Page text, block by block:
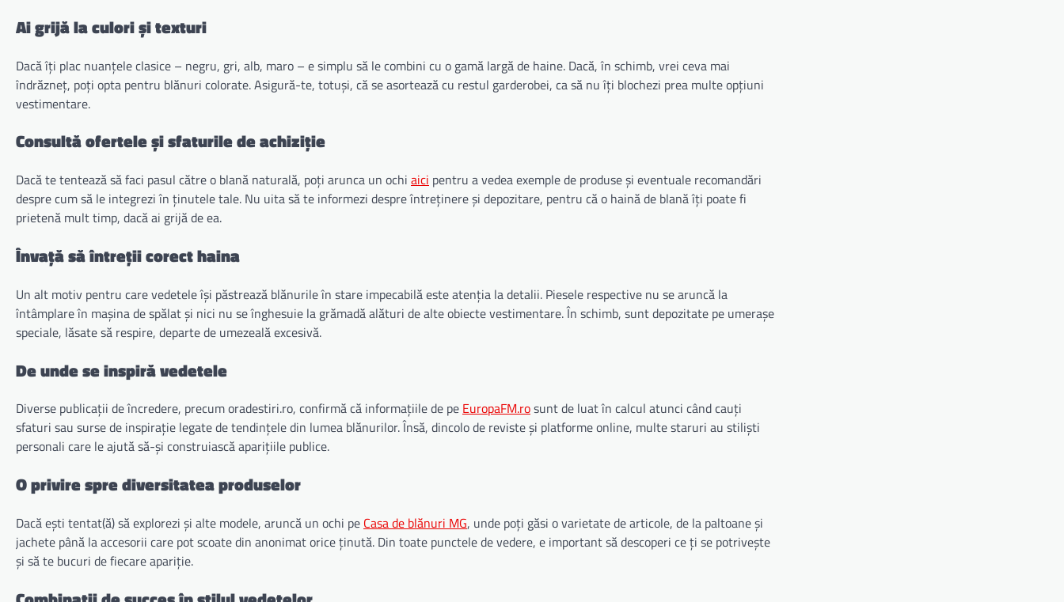
Ai grijă la culori și texturi
Dacă îți plac nuanțele clasice – negru, gri, alb, maro – e simplu să le combini cu o gamă largă de haine. Dacă, în schimb, vrei ceva mai
îndrăzneț, poți opta pentru blănuri colorate. Asigură-te, totuși, că se asortează cu restul garderobei, ca să nu îți blochezi prea multe opțiuni
vestimentare.
Consultă ofertele și sfaturile de achiziție
Dacă te tentează să faci pasul către o blană naturală, poți arunca un ochi aici pentru a vedea exemple de produse și eventuale recomandări
despre cum să le integrezi în ținutele tale. Nu uita să te informezi despre întreținere și depozitare, pentru că o haină de blană îți poate fi
prietenă mult timp, dacă ai grijă de ea.
Învață să întreții corect haina
Un alt motiv pentru care vedetele își păstrează blănurile în stare impecabilă este atenția la detalii. Piesele respective nu se aruncă la
întâmplare în mașina de spălat și nici nu se înghesuie la grămadă alături de alte obiecte vestimentare. În schimb, sunt depozitate pe umerașe
speciale, lăsate să respire, departe de umezeală excesivă.
De unde se inspiră vedetele
Diverse publicații de încredere, precum oradestiri.ro, confirmă că informațiile de pe EuropaFM.rosunt de luat în calcul atunci când cauți
sfaturi sau surse de inspirație legate de tendințele din lumea blănurilor. Însă, dincolo de reviste și platforme online, multe staruri au stiliști
personali care le ajută să-și construiască aparițiile publice.
O privire spre diversitatea produselor
Dacă ești tentat(ă) să explorezi și alte modele, aruncă un ochi pe Casa de blănuri MG, unde poți găsi o varietate de articole, de la paltoane și
jachete până la accesorii care pot scoate din anonimat orice ținută. Din toate punctele de vedere, e important să descoperi ce ți se potrivește
și să te bucuri de fiecare apariție.